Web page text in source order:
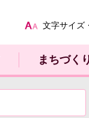
文字サイズ
まちづく